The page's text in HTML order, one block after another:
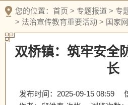
新媒体
您的位置： 首页 > 专题报道 > 专
> 法治宣传教育重要活动 > 国家
双桥镇：筑牢安全
长
发布时间：2025-09-15 08:59